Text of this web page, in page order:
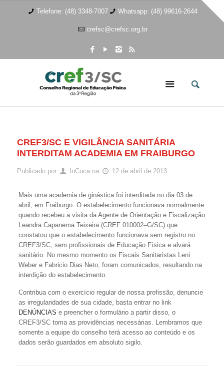
Telefone: (48) 3348-7007 Whatsapp: (48) 99616-2644
crefsc@crefsc.org.br
CREF3/SC E VIGILÂNCIA SANITÁRIA
INTERDITAM ACADEMIA EM FRAIBURGO
Publicado por InCuca na 12 de abril de 2013
Mais uma academia de ginástica foi interditada no dia 03 de
abril, em Fraiburgo. O estabelecimento funcionava normalmente
quando recebeu a visita da Agente de Orientação e Fiscalização
Leandra Capanema Teixeira (CREF 010002–G/SC) que
constatou que o estabelecimento funcionava sem registro no
CREF3/SC, sem profissionais de Educação Física e alvará
sanitário. No mesmo momento os Fiscais Sanitaristas Leni
Weber e Fabricio Dias Neto, foram comunicados, resultando na
interdição do estabelecimento.
Contribua com o exercício regular de nossa profissão, denuncie
as irregularidades de sua cidade, basta entrar no link
DENÚNCIAS e preencher o formulário a partir disso, o
CREF3/SC toma as providências necessárias. Lembramos que
somente a equipe do conselho terá acesso ao conteúdo e os
dados serão guardados em absoluto sigilo.